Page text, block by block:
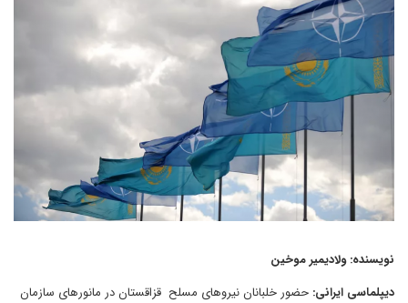
نویسنده: ولادیمیر موخین
دیپلماسی ایرانی: حضور خلبانان نیروهای مسلح قزاقستان در مانورهای سازمان